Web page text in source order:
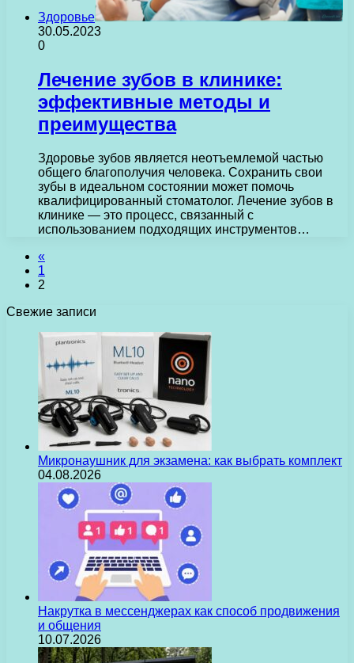
Здоровье
30.05.2023
0
Лечение зубов в клинике:
эффективные методы и
преимущества
Здоровье зубов является неотъемлемой частью
общего благополучия человека. Сохранить свои
зубы в идеальном состоянии может помочь
квалифицированный стоматолог. Лечение зубов в
клинике — это процесс, связанный с
использованием подходящих инструментов…
«
1
2
Свежие записи
Микронаушник для экзамена: как выбрать комплект
04.08.2026
Накрутка в мессенджерах как способ продвижения
и общения
10.07.2026